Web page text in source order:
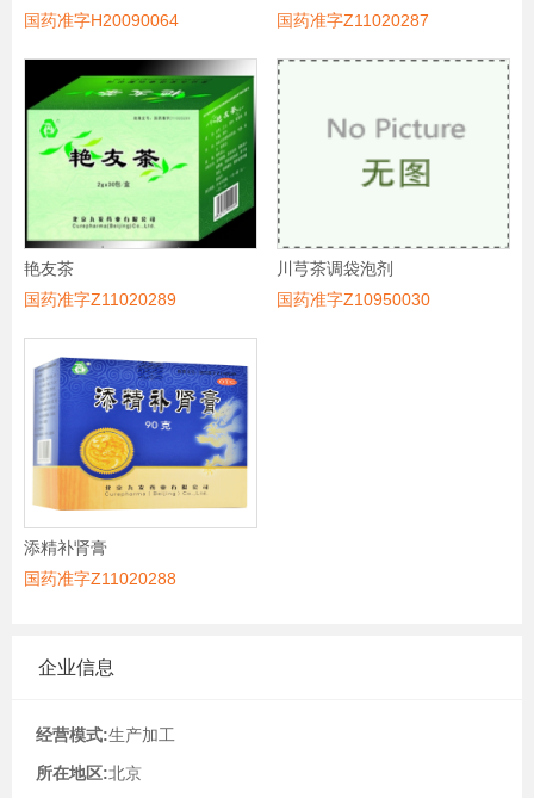
国药准字H20090064
国药准字Z11020287
艳友茶
国药准字Z11020289
川芎茶调袋泡剂
国药准字Z10950030
添精补肾膏
国药准字Z11020288
企业信息
经营模式:生产加工
所在地区:北京